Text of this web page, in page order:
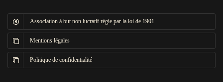
Association à but non lucratif régie par la loi de 1901
Mentions légales
Politique de confidentialité